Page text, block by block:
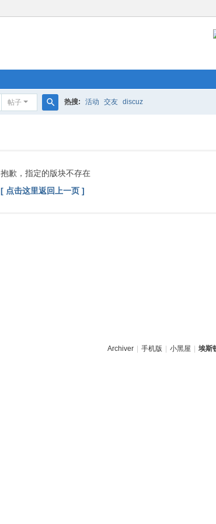
帖子 热搜: 活动 交友 discuz
抱歉，指定的版块不存在
[ 点击这里返回上一页 ]
Archiver 手机版 小黑屋 埃斯